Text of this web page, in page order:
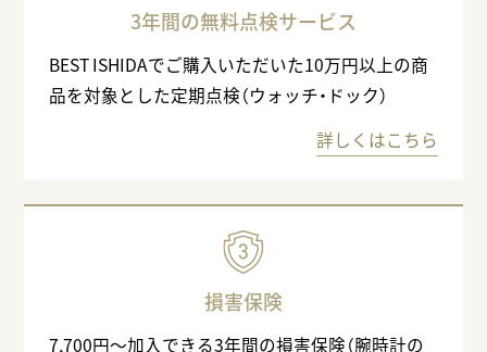
3年間の無料点検サービス
BEST ISHIDAでご購入いただいた10万円以上の商
品を対象とした定期点検（ウォッチ・ドック）
詳しくはこちら
損害保険
7,700円〜加入できる3年間の損害保険（腕時計の